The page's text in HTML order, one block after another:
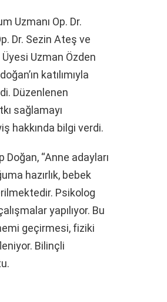
Uzmanı Op. Dr.
Dr. Sezin Ateş ve
Üyesi Uzman Özden
katılımıyla
Düzenlenen
sağlamayı
hakkında bilgi verdi.
“Anne adayları
hazırlık, bebek
Psikolog
yapılıyor. Bu
geçirmesi, fiziki
Bilinçli